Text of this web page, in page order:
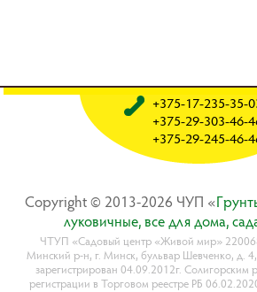
Copyright © 2013-2026 ЧУП «
лyкoвичныe, вce для дoмa,
ЧТУП «Садовый центр «Живой мир»
Минский р-н, г. Минск, бульвар Шевченко, д.
зарегистрирован 04.09.2012г. Солигорским
регистрации в Торговом реестре РБ
+375-17-235-35-
+375-29-303-46-
+375-29-245-46-